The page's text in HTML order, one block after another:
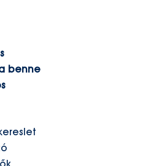
benne